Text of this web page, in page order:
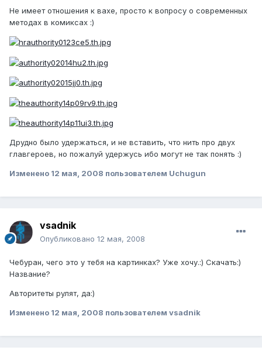
Не имеет отношения к вахе, просто к вопросу о современных
методах в комиксах :)
Друдно было удержаться, и не вставить, что нить про двух
главгероев, но пожалуй удержусь ибо могут не так понять :)
Изменено 12 мая, 2008 пользователем Uchugun
vsadnik
Опубликовано 12 мая, 2008
Чебуран, чего это у тебя на картинках? Уже хочу.:) Скачать:)
Название?
Авторитеты рулят, да:)
Изменено 12 мая, 2008 пользователем vsadnik